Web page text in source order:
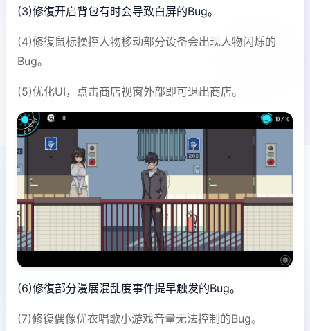
(3)修復开启背包有时会导致白屏的Bug。
(4)修復鼠标操控人物移动部分设备会出现人物闪烁的
Bug。
(5)优化UI，点击商店视窗外部即可退出商店。
(6)修復部分漫展混乱度事件提早触发的Bug。
(7)修復偶像优衣唱歌小游戏音量无法控制的Bug。